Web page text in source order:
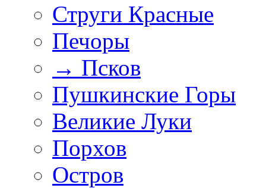
Струги Красные
Печоры
→ Псков
Пушкинские Горы
Великие Луки
Порхов
Остров